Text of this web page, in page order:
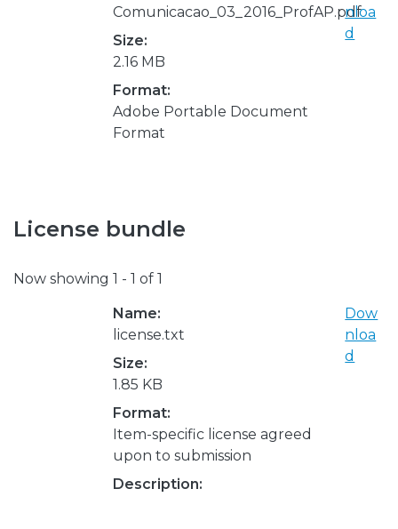
Comunicacao_03_2016_ProfAP.pdf
Size:
2.16 MB
Format:
Adobe Portable Document
Format
nloa
d
License bundle
Now showing 1 - 1 of 1
Name:
license.txt
Size:
1.85 KB
Format:
Item-specific license agreed
upon to submission
Description:
Dow
nloa
d